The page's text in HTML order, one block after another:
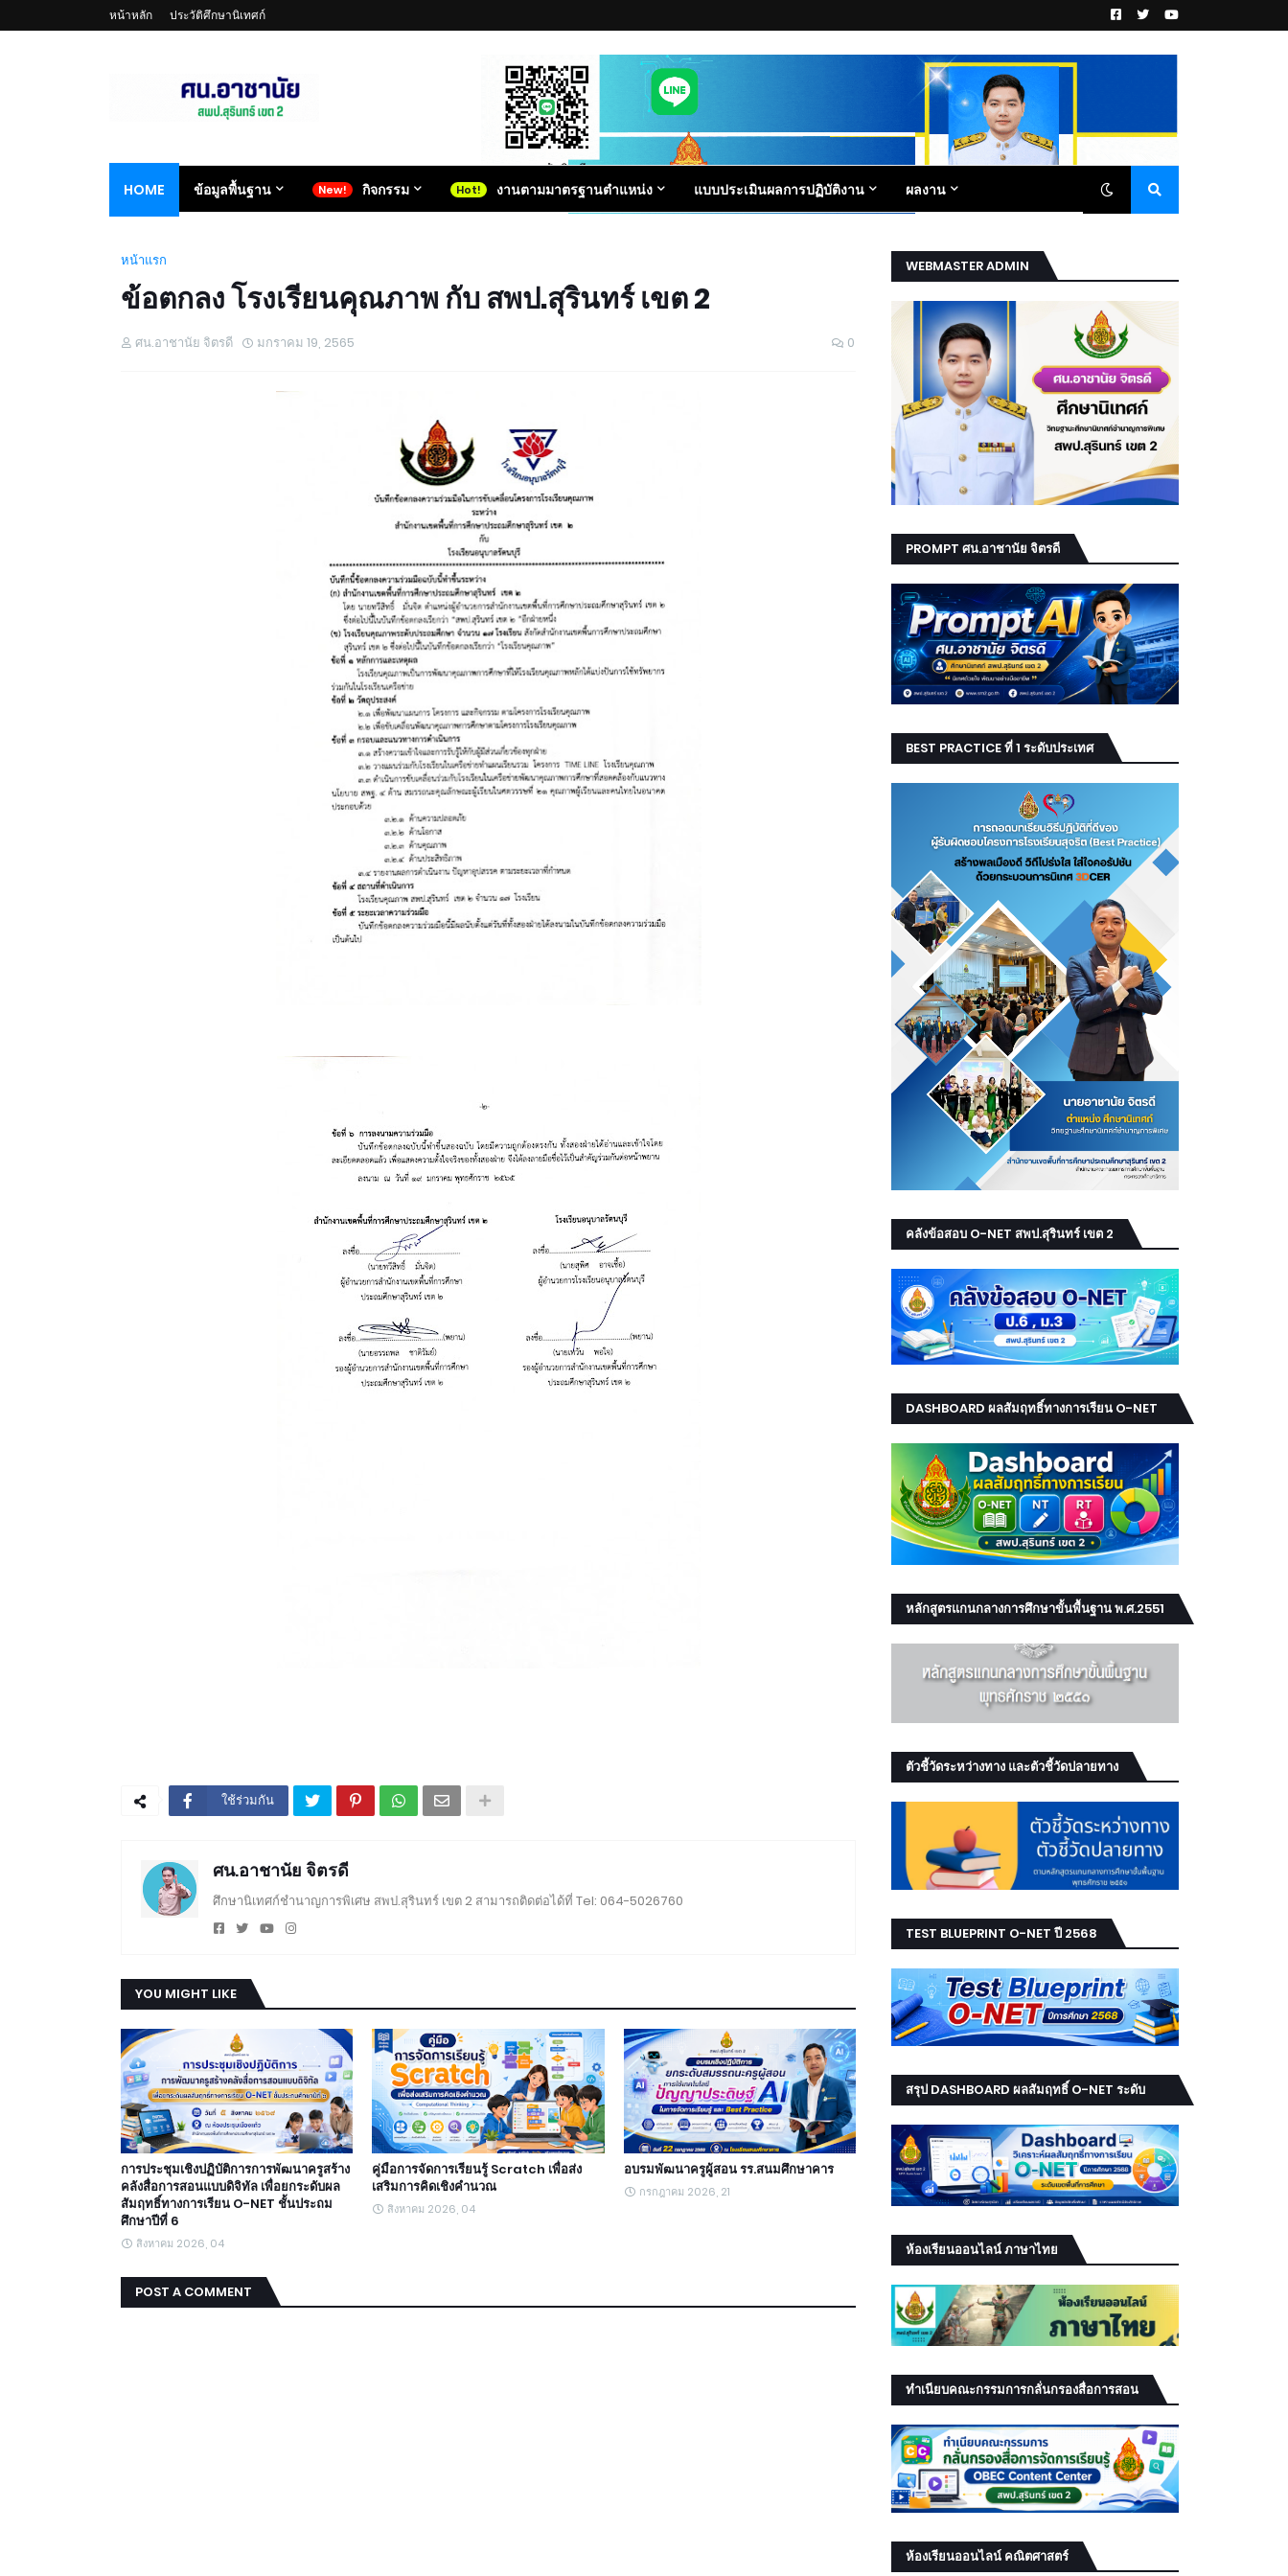
หน้าหลัก ประวัติศึกษานิเทศก์
HOME ข้อมูลพื้นฐาน กิจกรรม งานตามมาตรฐานตำแหน่ง แบบประเมินผลการปฏิบัติงาน ผลงาน
หน้าแรก
ข้อตกลง โรงเรียนคุณภาพ กับ สพป.สุรินทร์ เขต 2
ศน.อาชานัย จิตรดี มกราคม 19, 2565 0
ใช้ร่วมกัน
ศน.อาชานัย จิตรดี
ศึกษานิเทศก์ชำนาญการพิเศษ สพป.สุรินทร์ เขต 2 สามารถติดต่อได้ที่ Tel: 064-5026760
YOU MIGHT LIKE
การประชุมเชิงปฏิบัติการการพัฒนาครูสร้าง
คลังสื่อการสอนแบบดิจิทัล เพื่อยกระดับผล
สัมฤทธิ์ทางการเรียน O-NET ชั้นประถม
ศึกษาปีที่ 6
สิงหาคม 2026, 04
คู่มือการจัดการเรียนรู้ Scratch เพื่อส่ง
เสริมการคิดเชิงคำนวณ
สิงหาคม 2026, 04
อบรมพัฒนาครูผู้สอน รร.สนมศึกษาคาร
กรกฎาคม 2026, 21
POST A COMMENT
WEBMASTER ADMIN
PROMPT ศน.อาชานัย จิตรดี
BEST PRACTICE ที่ 1 ระดับประเทศ
คลังข้อสอบ O-NET สพป.สุรินทร์ เขต 2
DASHBOARD ผลสัมฤทธิ์ทางการเรียน O-NET
หลักสูตรแกนกลางการศึกษาขั้นพื้นฐาน พ.ศ.2551
ตัวชี้วัดระหว่างทาง และตัวชี้วัดปลายทาง
TEST BLUEPRINT O-NET ปี 2568
สรุป DASHBOARD ผลสัมฤทธิ์ O-NET ระดับ
เขต
ห้องเรียนออนไลน์ ภาษาไทย
ทำเนียบคณะกรรมการกลั่นกรองสื่อการสอน
ห้องเรียนออนไลน์ คณิตศาสตร์